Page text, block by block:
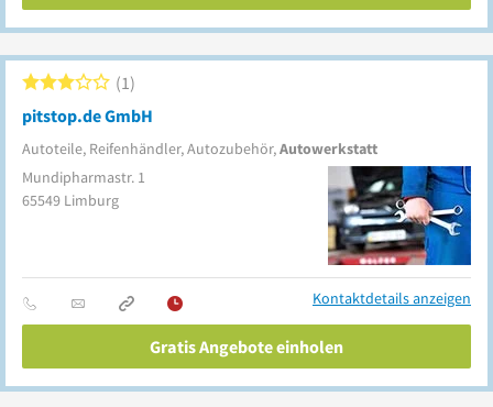
pitstop.de GmbH
Autoteile, Reifenhändler, Autozubehör,Autowerkstatt
1
Mundipharmastr. 1
65549 Limburg
Kontaktdetails anzeigen
Gratis Angebote einholen